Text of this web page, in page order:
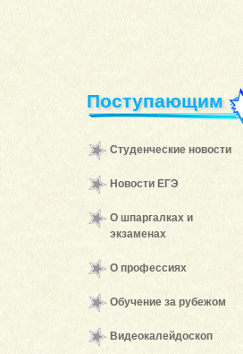
Поступающим
Студенческие новости
Новости ЕГЭ
О шпаргалках и
экзаменах
О профессиях
Обучение за рубежом
Видеокалейдоскоп